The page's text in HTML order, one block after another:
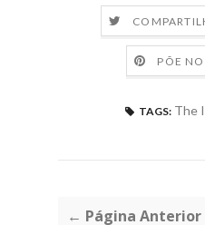
PÕE
TAGS: The
← Página Anterior